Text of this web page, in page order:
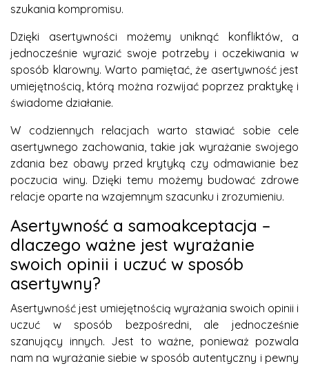
szukania kompromisu.
Dzięki asertywności możemy uniknąć konfliktów, a
jednocześnie wyrazić swoje potrzeby i oczekiwania w
sposób klarowny. Warto pamiętać, że asertywność jest
umiejętnością, którą można rozwijać poprzez praktykę i
świadome działanie.
W codziennych relacjach warto stawiać sobie cele
asertywnego zachowania, takie jak wyrażanie swojego
zdania bez obawy przed krytyką czy odmawianie bez
poczucia winy. Dzięki temu możemy budować zdrowe
relacje oparte na wzajemnym szacunku i zrozumieniu.
Asertywność a samoakceptacja –
dlaczego ważne jest wyrażanie
swoich opinii i uczuć w sposób
asertywny?
Asertywność jest umiejętnością wyrażania swoich opinii i
uczuć w sposób bezpośredni, ale jednocześnie
szanujący innych. Jest to ważne, ponieważ pozwala
nam na wyrażanie siebie w sposób autentyczny i pewny